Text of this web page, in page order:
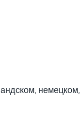
немецком,